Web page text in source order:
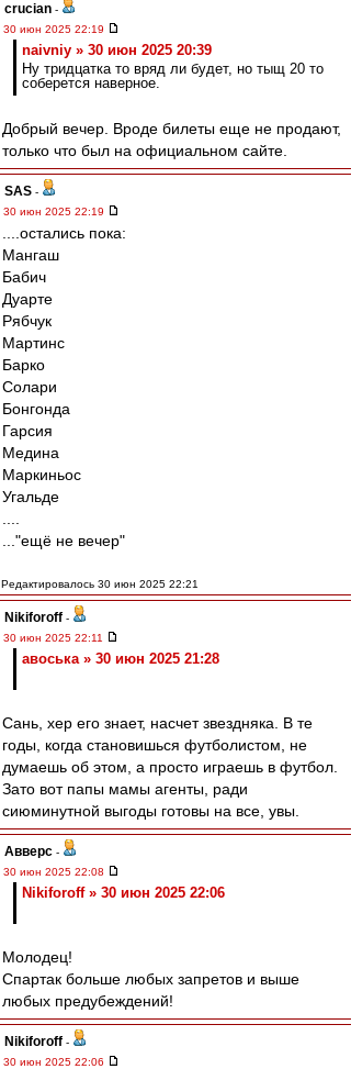
crucian -
30 июн 2025 22:19
naivniy » 30 июн 2025 20:39
Ну тридцатка то вряд ли будет, но тыщ 20 то
соберется наверное.
Добрый вечер. Вроде билеты еще не продают,
только что был на официальном сайте.
SAS -
30 июн 2025 22:19
....остались пока:
Мангаш
Бабич
Дуарте
Рябчук
Мартинс
Барко
Солари
Бонгонда
Гарсия
Медина
Маркиньос
Угальде
..."ещё не вечер"
Редактировалось 30 июн 2025 22:21
Nikiforoff -
30 июн 2025 22:11
авоська » 30 июн 2025 21:28
Сань, хер его знает, насчет звездняка. В те
годы, когда становишься футболистом, не
думаешь об этом, а просто играешь в футбол.
Зато вот папы мамы агенты, ради
сиюминутной выгоды готовы на все, увы.
Авверс -
30 июн 2025 22:08
Nikiforoff » 30 июн 2025 22:06
Молодец!
Спартак больше любых запретов и выше
любых предубеждений!
Nikiforoff -
30 июн 2025 22:06